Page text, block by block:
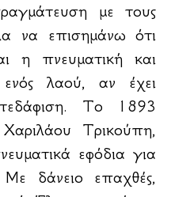
με τους
να επισημάνω ότι
η πνευματική και
λαού, αν έχει
Το 1893
Τρικούπη,
εφόδια για
δάνειο επαχθές,